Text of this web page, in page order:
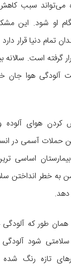
می‌تواند سبب
او شود. این
دنیا قرار دارد
آلودگی هوا
کردن هوای آلوده
حملات آسمی در
اساسی
به خطر انداختن
دهد.
همان طور که
شود
تازه رنگ شده